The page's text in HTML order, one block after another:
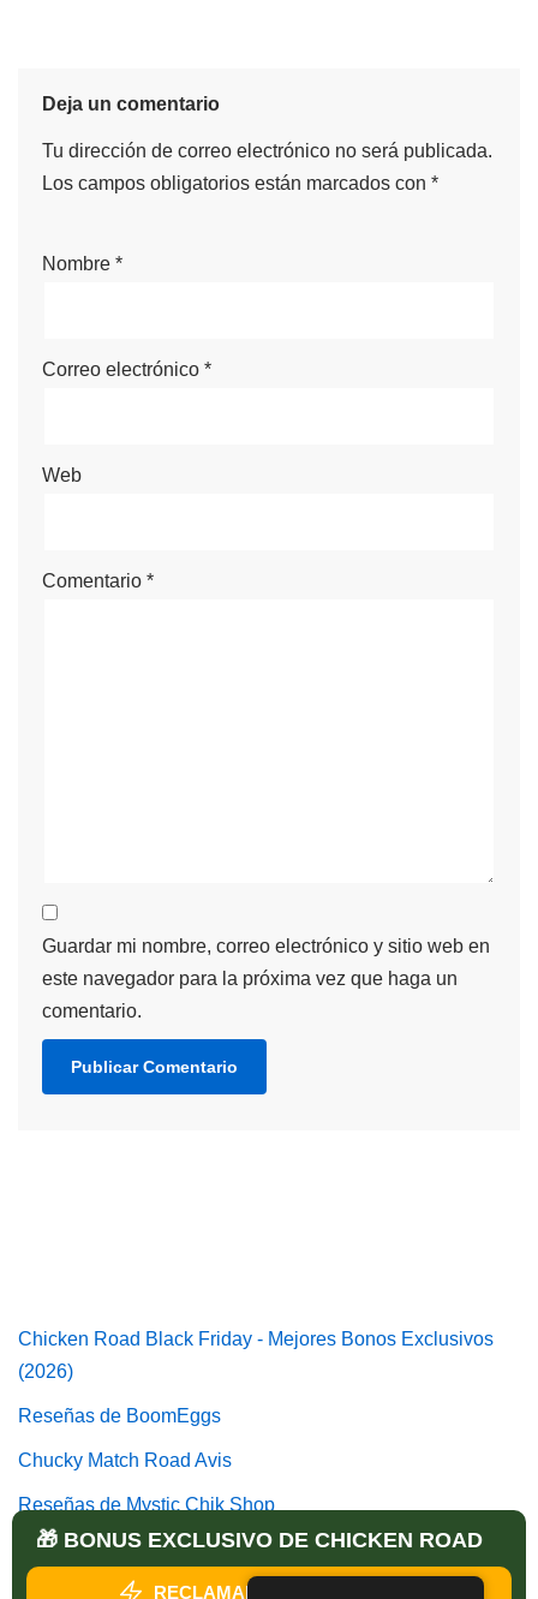
Deja un comentario
Tu dirección de correo electrónico no será publicada.
Los campos obligatorios están marcados con *
Nombre *
Correo electrónico *
Web
Comentario *
Guardar mi nombre, correo electrónico y sitio web en
este navegador para la próxima vez que haga un
comentario.
Chicken Road Black Friday - Mejores Bonos Exclusivos
(2026)
Reseñas de BoomEggs
Chucky Match Road Avis
Reseñas de Mystic Chik Shop
Reseñas de Catch The Royal Egg
🎁 BONUS EXCLUSIVO DE CHICKEN ROAD
RECLAMAR MI BONIFICACIÓN